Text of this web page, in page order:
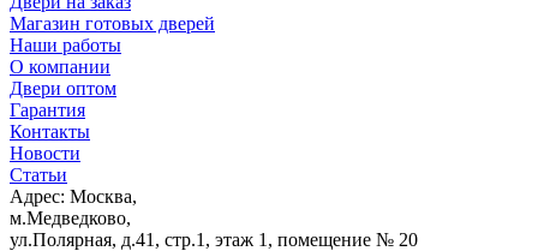
Магазин готовых дверей
Наши работы
О компании
Двери оптом
Гарантия
Контакты
Новости
Статьи
Адрес: Москва,
м.Медведково,
ул.Полярная, д.41, стр.1, этаж 1, помещение № 20